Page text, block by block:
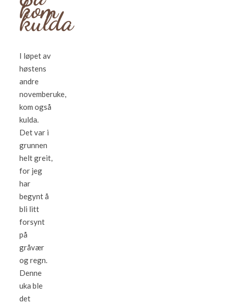
kom
kulda
I løpet av
høstens
andre
novemberuke,
kom også
kulda.
Det var i
grunnen
helt greit,
for jeg
har
begynt å
bli litt
forsynt
på
gråvær
og regn.
Denne
uka ble
det